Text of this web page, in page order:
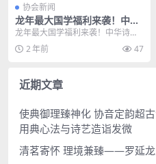
协会新闻
龙年最大国学福利来袭！中华
诗词曲赋楹联协会系列公益讲
座第四讲将于2024年2月25日
下午举行，1个半小时解除格
龙年最大国学福利来袭！中华诗词
曲赋楹联协会系列公益讲座第四讲
将于2024年2月2...
2 年前 47
近期文章
使典御理臻神化 协音定韵超
用典心法与诗艺造诣发微
清茗寄怀 理境兼臻——罗延龙